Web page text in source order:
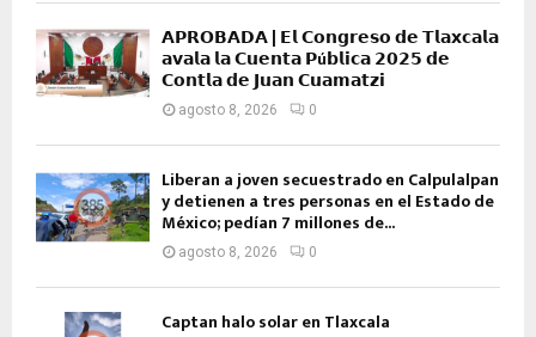
𝗔𝗣𝗥𝗢𝗕𝗔𝗗𝗔 | 𝗘𝗹 𝗖𝗼𝗻𝗴𝗿𝗲𝘀𝗼 𝗱𝗲 𝗧𝗹𝗮𝘅𝗰𝗮𝗹𝗮
𝗮𝘃𝗮𝗹𝗮 𝗹𝗮 𝗖𝘂𝗲𝗻𝘁𝗮 𝗣ú𝗯𝗹𝗶𝗰𝗮 𝟮𝟬𝟮𝟱 𝗱𝗲
𝗖𝗼𝗻𝘁𝗹𝗮 𝗱𝗲 𝗝𝘂𝗮𝗻 𝗖𝘂𝗮𝗺𝗮𝘁𝘇𝗶
agosto 8, 2026 0
Liberan a joven secuestrado en Calpulalpan
y detienen a tres personas en el Estado de
México; pedían 7 millones de...
agosto 8, 2026 0
Captan halo solar en Tlaxcala